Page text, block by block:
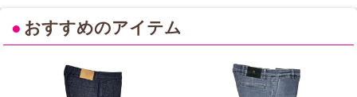
● おすすめのアイテム